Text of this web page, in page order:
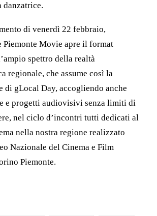
danzatrice.
di venerdì 22 febbraio,
Piemonte Movie apre il format
spettro della realtà
regionale, che assume così la
di gLocal Day, accogliendo anche
e progetti audiovisivi senza limiti di
nel ciclo d’incontri tutti dedicati al
nella nostra regione realizzato
Nazionale del Cinema e Film
Piemonte.